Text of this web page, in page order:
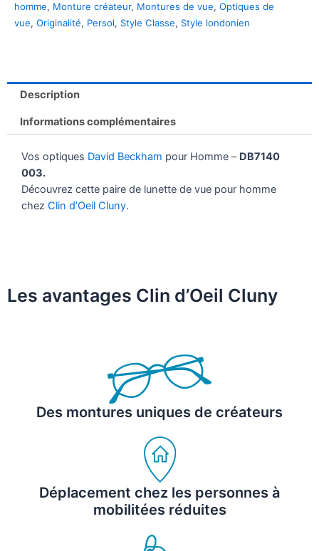
homme, Monture créateur, Montures de vue, Optiques de
vue, Originalité, Persol, Style Classe, Style londonien
Description
Informations complémentaires
Vos optiques David Beckham pour Homme – DB7140
003.
Découvrez cette paire de lunette de vue pour homme
chez Clin d’Oeil Cluny.
Les avantages Clin d’Oeil Cluny
Des montures uniques de créateurs
Déplacement chez les personnes à
mobilitées réduites